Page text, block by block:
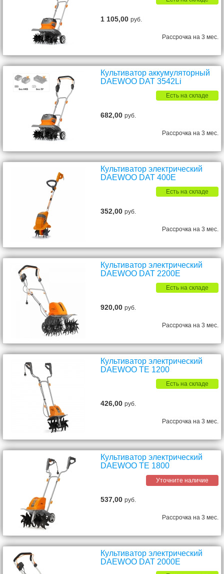
1 105,00руб.
Рассрочка на 3 мес.
Культиватор аккумуляторный
DAEWOO DAT 3542Li
Есть на складе
682,00руб.
Рассрочка на 3 мес.
Культиватор электрический
DAEWOO DAT 400E
Есть на складе
352,00руб.
Рассрочка на 3 мес.
Культиватор электрический
DAEWOO DAT 2200E
Есть на складе
920,00руб.
Рассрочка на 3 мес.
Культиватор электрический
DAEWOO TE 1200
Есть на складе
426,00руб.
Рассрочка на 3 мес.
Культиватор электрический
DAEWOO TE 1800
Уточните наличие
537,00руб.
Рассрочка на 3 мес.
Культиватор электрический
DAEWOO DAT 2000E